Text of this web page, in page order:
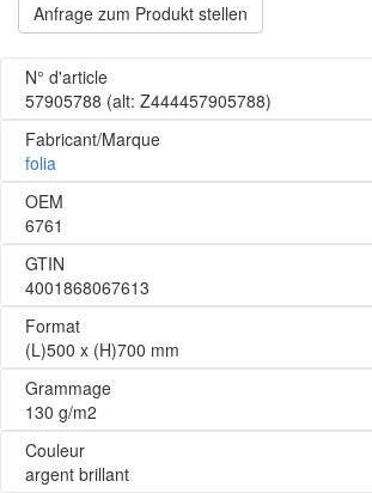
Anfrage zum Produkt stellen
N° d'article
57905788 (alt: Z444457905788)
Fabricant/Marque
folia
OEM
6761
GTIN
4001868067613
Format
(L)500 x (H)700 mm
Grammage
130 g/m2
Couleur
argent brillant